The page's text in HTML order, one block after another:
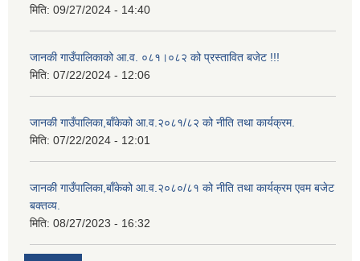
मिति: 09/27/2024 - 14:40
जानकी गाउँपालिकाको आ.व. ०८१।०८२ को प्रस्तावित बजेट !!!
मिति: 07/22/2024 - 12:06
जानकी गाउँपालिका,बाँकेको आ.व.२०८१/८२ को नीति तथा कार्यक्रम.
मिति: 07/22/2024 - 12:01
जानकी गाउँपालिका,बाँकेको आ.व.२०८०/८१ को नीति तथा कार्यक्रम एवम बजेट
बक्तव्य.
मिति: 08/27/2023 - 16:32